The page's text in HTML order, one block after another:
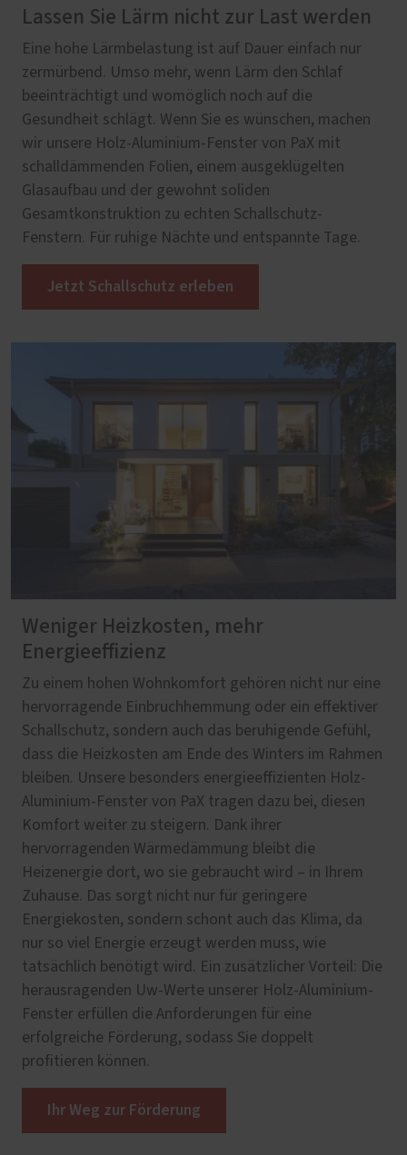
Lassen Sie Lärm nicht zur Last werden
Eine hohe Lärmbelastung ist auf Dauer einfach nur
zermürbend. Umso mehr, wenn Lärm den Schlaf
beeinträchtigt und womöglich noch auf die
Gesundheit schlägt. Wenn Sie es wünschen, machen
wir unsere Holz-Aluminium-Fenster von PaX mit
schalldämmenden Folien, einem ausgeklügelten
Glasaufbau und der gewohnt soliden
Gesamtkonstruktion zu echten Schallschutz-
Fenstern. Für ruhige Nächte und entspannte Tage.
Jetzt Schallschutz erleben
Weniger Heizkosten, mehr
Energieeffizienz
Zu einem hohen Wohnkomfort gehören nicht nur eine
hervorragende Einbruchhemmung oder ein effektiver
Schallschutz, sondern auch das beruhigende Gefühl,
dass die Heizkosten am Ende des Winters im Rahmen
bleiben. Unsere besonders energieeffizienten Holz-
Aluminium-Fenster von PaX tragen dazu bei, diesen
Komfort weiter zu steigern. Dank ihrer
hervorragenden Wärmedämmung bleibt die
Heizenergie dort, wo sie gebraucht wird – in Ihrem
Zuhause. Das sorgt nicht nur für geringere
Energiekosten, sondern schont auch das Klima, da
nur so viel Energie erzeugt werden muss, wie
tatsächlich benötigt wird. Ein zusätzlicher Vorteil: Die
herausragenden Uw-Werte unserer Holz-Aluminium-
Fenster erfüllen die Anforderungen für eine
erfolgreiche Förderung, sodass Sie doppelt
profitieren können.
Ihr Weg zur Förderung